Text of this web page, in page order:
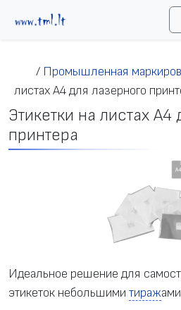
/ Промышленная
листах A4 для лазерного
Этикетки на листах A4
принтера
Идеальное решение для
этикеток небольшими тираж